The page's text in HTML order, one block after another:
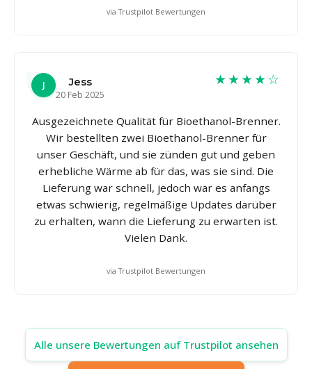
via Trustpilot Bewertungen
J
Jess
20 Feb 2025
★★★★☆
Ausgezeichnete Qualität für Bioethanol-Brenner.
Wir bestellten zwei Bioethanol-Brenner für
unser Geschäft, und sie zünden gut und geben
erhebliche Wärme ab für das, was sie sind. Die
Lieferung war schnell, jedoch war es anfangs
etwas schwierig, regelmäßige Updates darüber
zu erhalten, wann die Lieferung zu erwarten ist.
Vielen Dank.
via Trustpilot Bewertungen
Alle unsere Bewertungen auf Trustpilot ansehen